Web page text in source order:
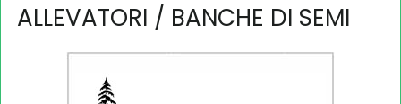
ALLEVATORI / BANCHE DI SEMI